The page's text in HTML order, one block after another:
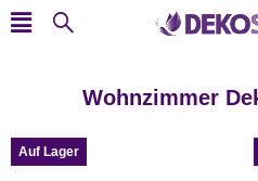
Wohnzimmer
Auf Lager